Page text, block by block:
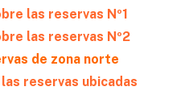
las reservas Nº1
las reservas Nº2
de zona norte
reservas ubicadas